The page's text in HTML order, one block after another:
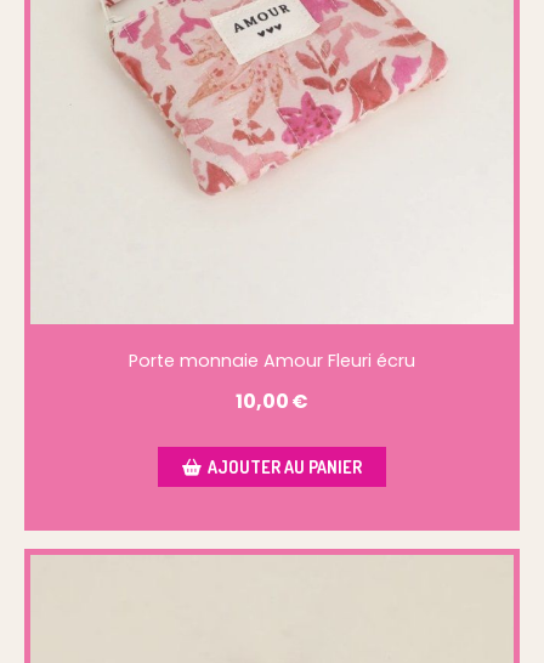
Porte monnaie Amour Fleuri écru
10,00€
AJOUTER AU PANIER